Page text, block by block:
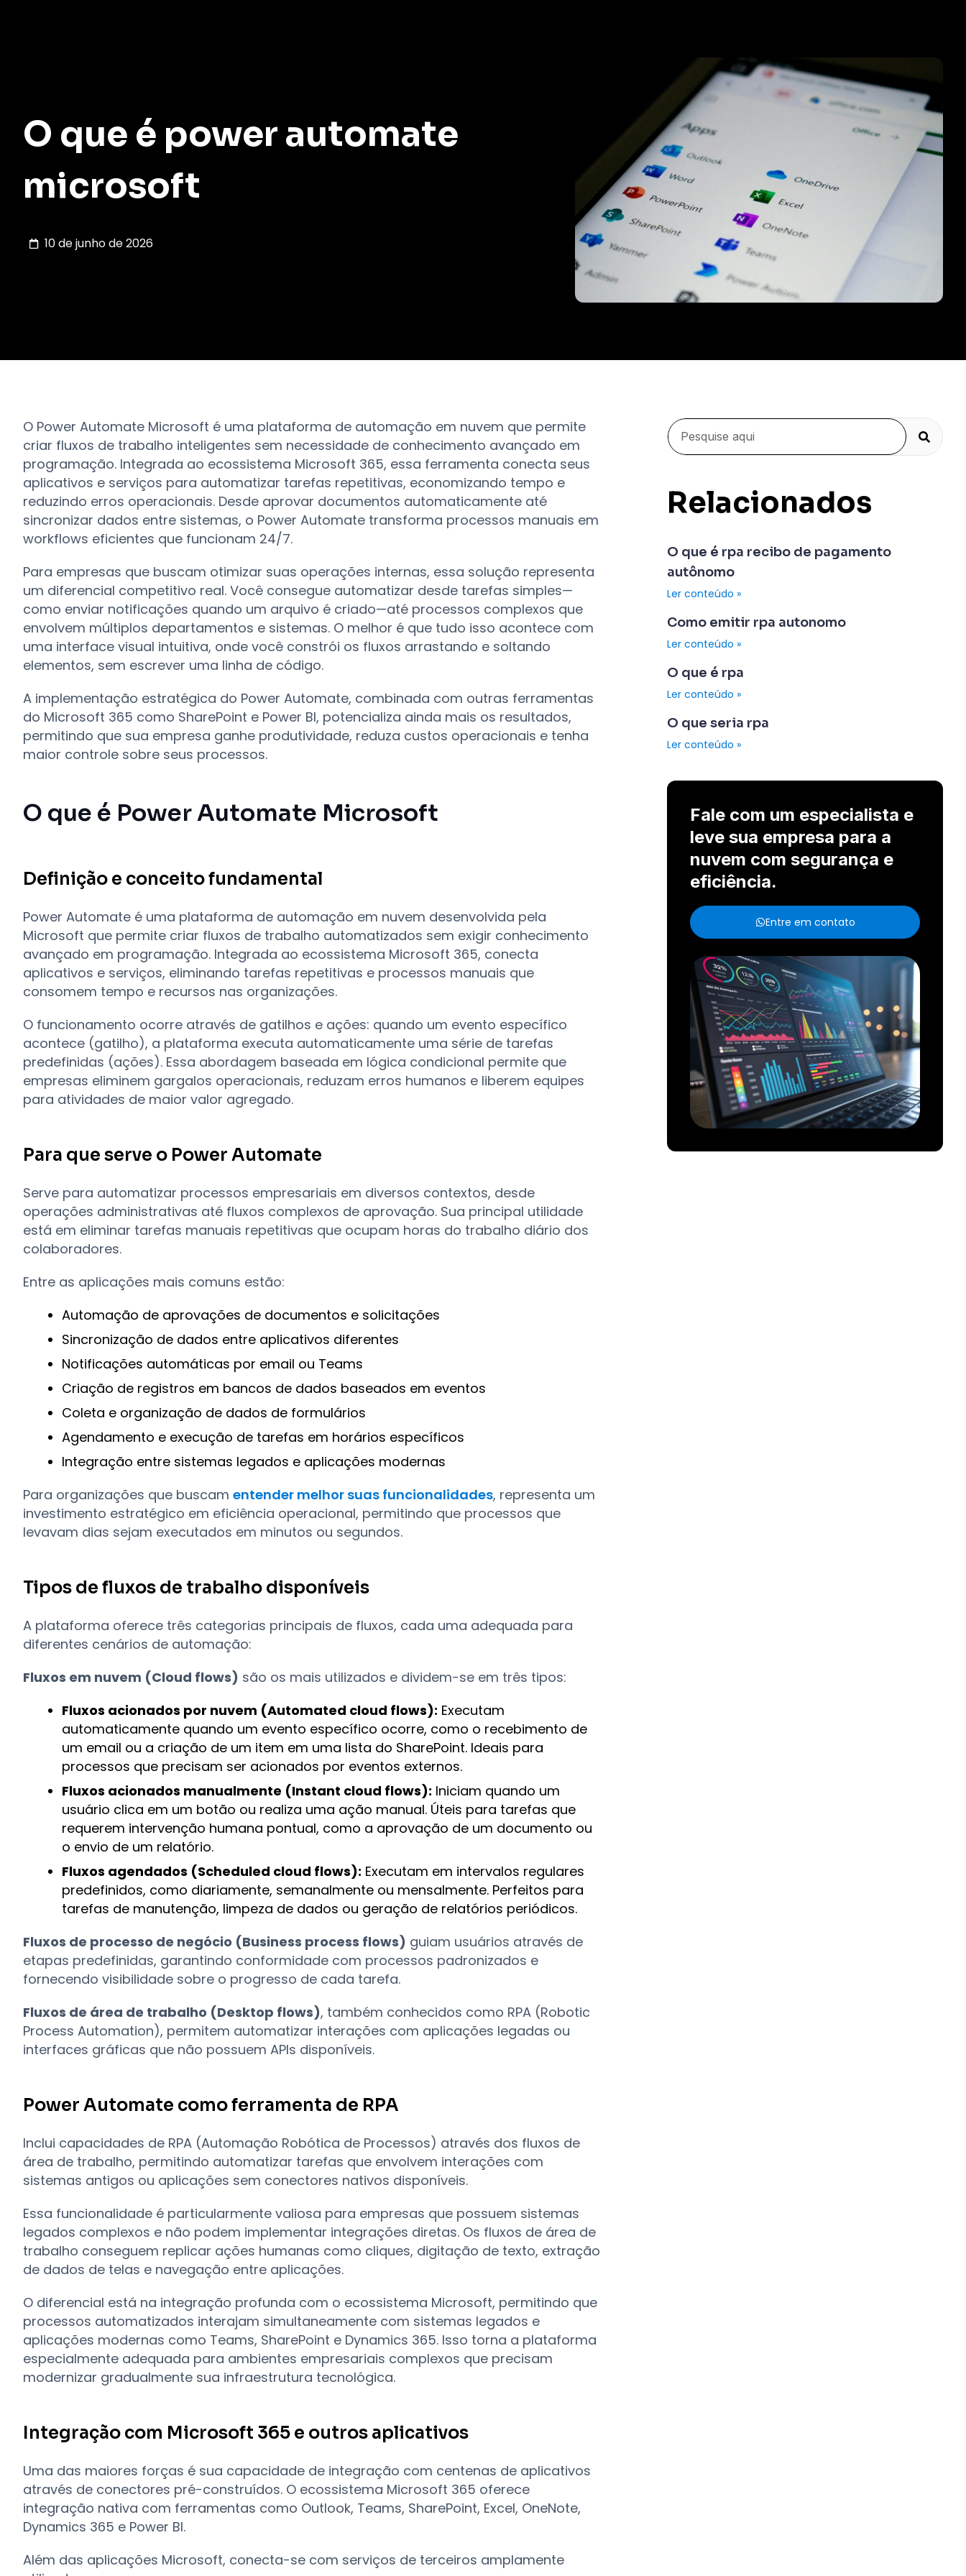
O que é power automate
microsoft
10 de junho de 2026
O Power Automate Microsoft é uma plataforma de automação em nuvem que permite
criar fluxos de trabalho inteligentes sem necessidade de conhecimento avançado em
programação. Integrada ao ecossistema Microsoft 365, essa ferramenta conecta seus
aplicativos e serviços para automatizar tarefas repetitivas, economizando tempo e
reduzindo erros operacionais. Desde aprovar documentos automaticamente até
sincronizar dados entre sistemas, o Power Automate transforma processos manuais em
workflows eficientes que funcionam 24/7.
Para empresas que buscam otimizar suas operações internas, essa solução representa
um diferencial competitivo real. Você consegue automatizar desde tarefas simples—
como enviar notificações quando um arquivo é criado—até processos complexos que
envolvem múltiplos departamentos e sistemas. O melhor é que tudo isso acontece com
uma interface visual intuitiva, onde você constrói os fluxos arrastando e soltando
elementos, sem escrever uma linha de código.
A implementação estratégica do Power Automate, combinada com outras ferramentas
do Microsoft 365 como SharePoint e Power BI, potencializa ainda mais os resultados,
permitindo que sua empresa ganhe produtividade, reduza custos operacionais e tenha
maior controle sobre seus processos.
O que é Power Automate Microsoft
Definição e conceito fundamental
Power Automate é uma plataforma de automação em nuvem desenvolvida pela
Microsoft que permite criar fluxos de trabalho automatizados sem exigir conhecimento
avançado em programação. Integrada ao ecossistema Microsoft 365, conecta
aplicativos e serviços, eliminando tarefas repetitivas e processos manuais que
consomem tempo e recursos nas organizações.
O funcionamento ocorre através de gatilhos e ações: quando um evento específico
acontece (gatilho), a plataforma executa automaticamente uma série de tarefas
predefinidas (ações). Essa abordagem baseada em lógica condicional permite que
empresas eliminem gargalos operacionais, reduzam erros humanos e liberem equipes
para atividades de maior valor agregado.
Para que serve o Power Automate
Serve para automatizar processos empresariais em diversos contextos, desde
operações administrativas até fluxos complexos de aprovação. Sua principal utilidade
está em eliminar tarefas manuais repetitivas que ocupam horas do trabalho diário dos
colaboradores.
Entre as aplicações mais comuns estão:
Automação de aprovações de documentos e solicitações
Sincronização de dados entre aplicativos diferentes
Notificações automáticas por email ou Teams
Criação de registros em bancos de dados baseados em eventos
Coleta e organização de dados de formulários
Agendamento e execução de tarefas em horários específicos
Integração entre sistemas legados e aplicações modernas
Para organizações que buscam entender melhor suas funcionalidades, representa um
investimento estratégico em eficiência operacional, permitindo que processos que
levavam dias sejam executados em minutos ou segundos.
Tipos de fluxos de trabalho disponíveis
A plataforma oferece três categorias principais de fluxos, cada uma adequada para
diferentes cenários de automação:
Fluxos em nuvem (Cloud flows) são os mais utilizados e dividem-se em três tipos:
Fluxos acionados por nuvem (Automated cloud flows): Executam
automaticamente quando um evento específico ocorre, como o recebimento de
um email ou a criação de um item em uma lista do SharePoint. Ideais para
processos que precisam ser acionados por eventos externos.
Fluxos acionados manualmente (Instant cloud flows): Iniciam quando um
usuário clica em um botão ou realiza uma ação manual. Úteis para tarefas que
requerem intervenção humana pontual, como a aprovação de um documento ou
o envio de um relatório.
Fluxos agendados (Scheduled cloud flows): Executam em intervalos regulares
predefinidos, como diariamente, semanalmente ou mensalmente. Perfeitos para
tarefas de manutenção, limpeza de dados ou geração de relatórios periódicos.
Fluxos de processo de negócio (Business process flows) guiam usuários através de
etapas predefinidas, garantindo conformidade com processos padronizados e
fornecendo visibilidade sobre o progresso de cada tarefa.
Fluxos de área de trabalho (Desktop flows), também conhecidos como RPA (Robotic
Process Automation), permitem automatizar interações com aplicações legadas ou
interfaces gráficas que não possuem APIs disponíveis.
Power Automate como ferramenta de RPA
Inclui capacidades de RPA (Automação Robótica de Processos) através dos fluxos de
área de trabalho, permitindo automatizar tarefas que envolvem interações com
sistemas antigos ou aplicações sem conectores nativos disponíveis.
Essa funcionalidade é particularmente valiosa para empresas que possuem sistemas
legados complexos e não podem implementar integrações diretas. Os fluxos de área de
trabalho conseguem replicar ações humanas como cliques, digitação de texto, extração
de dados de telas e navegação entre aplicações.
O diferencial está na integração profunda com o ecossistema Microsoft, permitindo que
processos automatizados interajam simultaneamente com sistemas legados e
aplicações modernas como Teams, SharePoint e Dynamics 365. Isso torna a plataforma
especialmente adequada para ambientes empresariais complexos que precisam
modernizar gradualmente sua infraestrutura tecnológica.
Integração com Microsoft 365 e outros aplicativos
Uma das maiores forças é sua capacidade de integração com centenas de aplicativos
através de conectores pré-construídos. O ecossistema Microsoft 365 oferece
integração nativa com ferramentas como Outlook, Teams, SharePoint, Excel, OneNote,
Dynamics 365 e Power BI.
Além das aplicações Microsoft, conecta-se com serviços de terceiros amplamente
Relacionados
O que é rpa recibo de pagamento
autônomo
Ler conteúdo »
Como emitir rpa autonomo
Ler conteúdo »
O que é rpa
Ler conteúdo »
O que seria rpa
Ler conteúdo »
Fale com um especialista e
leve sua empresa para a
nuvem com segurança e
eficiência.
Entre em contato